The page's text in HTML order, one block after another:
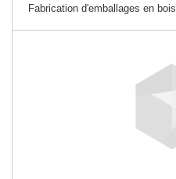
Fabrication d'emballages en bois